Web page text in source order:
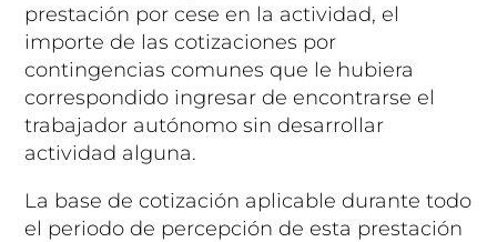
prestación por cese en la actividad, el
importe de las cotizaciones por
contingencias comunes que le hubiera
correspondido ingresar de encontrarse el
trabajador autónomo sin desarrollar
actividad alguna.
La base de cotización aplicable durante todo
el periodo de percepción de esta prestación